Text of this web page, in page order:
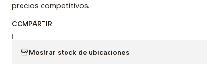
precios competitivos.
COMPARTIR
|
Mostrar stock de ubicaciones